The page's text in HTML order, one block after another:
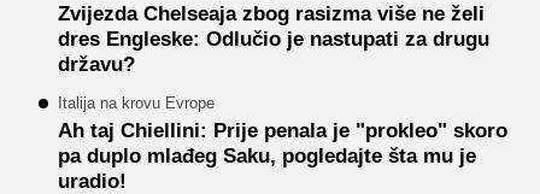
Zvijezda Chelseaja zbog rasizma više ne želi
dres Engleske: Odlučio je nastupati za drugu
državu?
Italija na krovu Evrope
Ah taj Chiellini: Prije penala je "prokleo" skoro
pa duplo mlađeg Saku, pogledajte šta mu je
uradio!